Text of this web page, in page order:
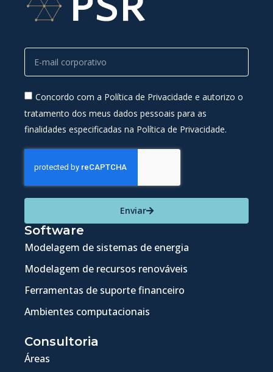
Concordo com a Política de Privacidade e autorizo o
tratamento dos meus dados pessoais para as
finalidades especificadas na Política de Privacidade.
Enviar
Software
Modelagem de sistemas de energia
Modelagem de recursos renováveis
Ferramentas de suporte financeiro
Ambientes computacionais
Consultoria
Áreas